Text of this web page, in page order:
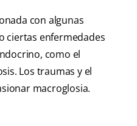
con algunas
ciertas enfermedades
como el
Los traumas y el
macroglosia.